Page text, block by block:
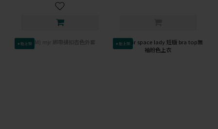
✦新上架 ✦新上架